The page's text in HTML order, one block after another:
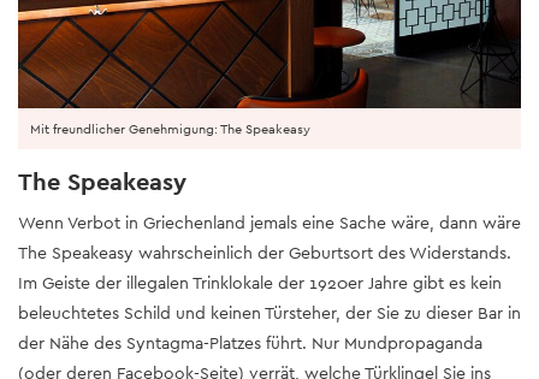
Mit freundlicher Genehmigung: The Speakeasy
The Speakeasy
Wenn Verbot in Griechenland jemals eine Sache wäre, dann wäre
The Speakeasy wahrscheinlich der Geburtsort des Widerstands.
Im Geiste der illegalen Trinklokale der 1920er Jahre gibt es kein
beleuchtetes Schild und keinen Türsteher, der Sie zu dieser Bar in
der Nähe des Syntagma-Platzes führt. Nur Mundpropaganda
(oder deren Facebook-Seite) verrät, welche Türklingel Sie ins